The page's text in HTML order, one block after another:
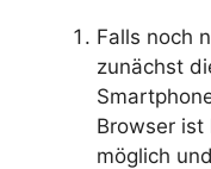
Falls noch
zunächst
Browser ist
möglich